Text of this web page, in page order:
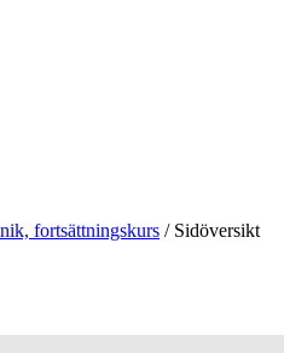
fortsättningskurs /Sidöversikt